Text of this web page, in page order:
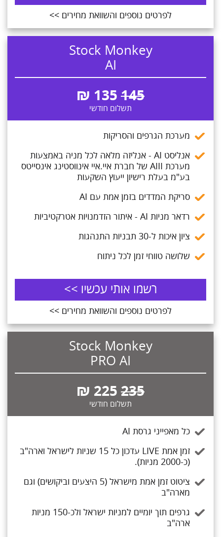
לפרטים נוספים והשוואת מחירים >>
Stock Monkey
AI
135 145
₪
תשלום חודשי
מערכת הגרפים והסריקות
אנליסט AI - אנליזה מלאה לכל מניה באמצעות
מערכת AIII של חברת איי.איי אינווסטינג אינסייטס
בע"מ בעלת רישיון ייעוץ השקעות
סריקת המדדים בזמן אמת עם AI
רדאר מניות AI - איתור הזדמנויות אטרקטיביות
ציון איכות ל-30 תבניות התנהגות
שלושה טווחי זמן לכל ניתוח
רשמו אותי עכשיו >>
לפרטים נוספים והשוואת מחירים >>
Stock Monkey
PRO AI
225 235
₪
תשלום חודשי
כל מאפייני גרסת AI
זמן אמת LIVE עדכון כל 15 שניות לישראל וארה"ב
(כ-2000 מניות).
ציטוט זמן אמת מישראל (5 היצעים וביקושים) וגם
מארה"ב
גרפים תוך יומיים למניות ישראל ולכ-150 מניות
ארה"ב